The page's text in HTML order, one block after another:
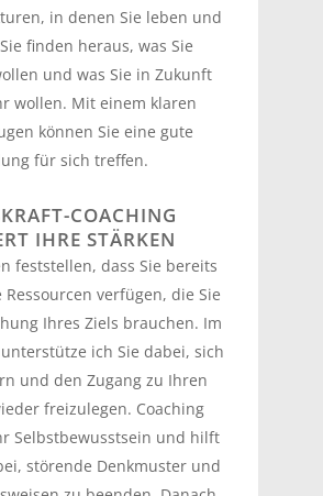
in denen Sie leben und
finden heraus, was Sie
und was Sie in Zukunft
wollen. Mit einem klaren
können Sie eine gute
für sich treffen.
COACHING
IHRE STÄRKEN
feststellen, dass Sie bereits
Ressourcen verfügen, die Sie
Ihres Ziels brauchen. Im
ich Sie dabei, sich
und den Zugang zu Ihren
freizulegen. Coaching
Selbstbewusstsein und hilft
störende Denkmuster und